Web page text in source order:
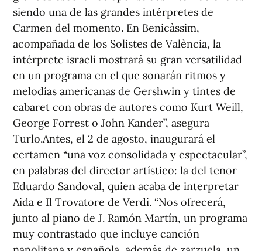
siendo una de las grandes intérpretes de
Carmen del momento. En Benicàssim,
acompañada de los Solistes de València, la
intérprete israelí mostrará su gran versatilidad
en un programa en el que sonarán ritmos y
melodías americanas de Gershwin y tintes de
cabaret con obras de autores como Kurt Weill,
George Forrest o John Kander”, asegura
Turlo.Antes, el 2 de agosto, inaugurará el
certamen “una voz consolidada y espectacular”,
en palabras del director artístico: la del tenor
Eduardo Sandoval, quien acaba de interpretar
Aida e Il Trovatore de Verdi. “Nos ofrecerá,
junto al piano de J. Ramón Martín, un programa
muy contrastado que incluye canción